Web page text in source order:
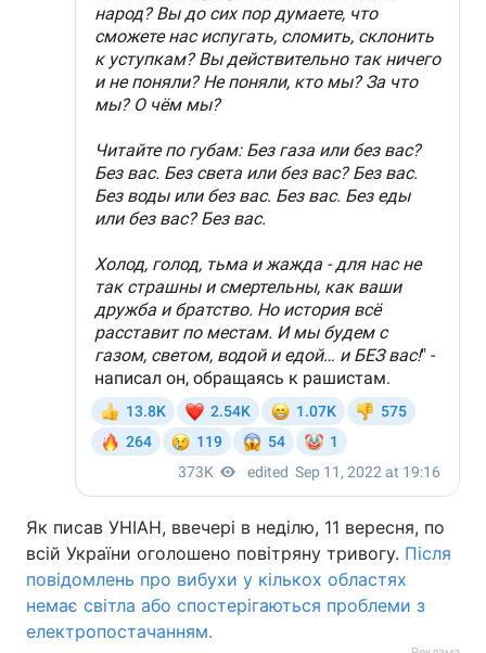
Як писав УНІАН, ввечері в неділю, 11 вересня, по
всій України оголошено повітряну тривогу. Після
повідомлень про вибухи у кількох областях
немає світла або спостерігаються проблеми з
електропостачанням.